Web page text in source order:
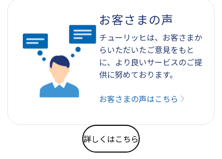
お客さまの声
チューリッヒは、お客さまか
らいただいたご意見をもと
に、より良いサービスのご提
供に努めております。
お客さまの声はこちら
詳しくはこちら